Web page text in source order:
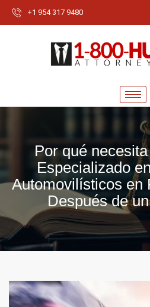
+1 954 317 9480
Por qué
Especializado
Automovilísticos en
Después de